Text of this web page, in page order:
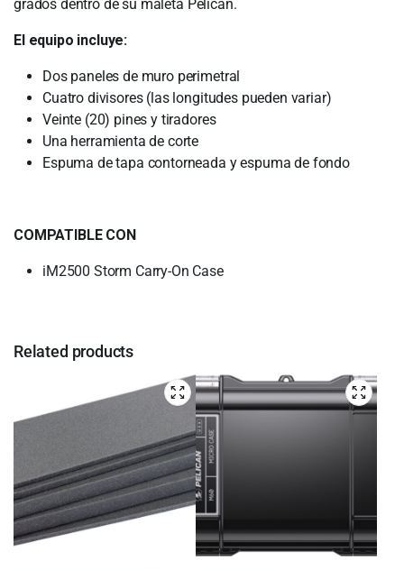
grados dentro de su maleta Pelican.
El equipo incluye:
Dos paneles de muro perimetral
Cuatro divisores (las longitudes pueden variar)
Veinte (20) pines y tiradores
Una herramienta de corte
Espuma de tapa contorneada y espuma de fondo
COMPATIBLE CON
iM2500 Storm Carry-On Case
Related products